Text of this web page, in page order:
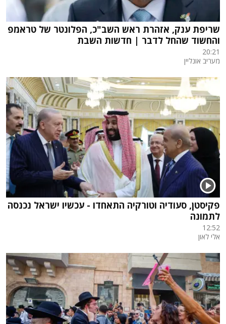
שריפת ענק, אזהרת ראש השב"כ, הפלונטר של טראמפ
והחשוד שהחל לדבר | חדשות השבת
20:21
מעריב אונליין
פקיסטן, סעודיה וטורקיה התאחדו - עכשיו ישראל נכנסה
לתמונה
12:52
אלי לאון